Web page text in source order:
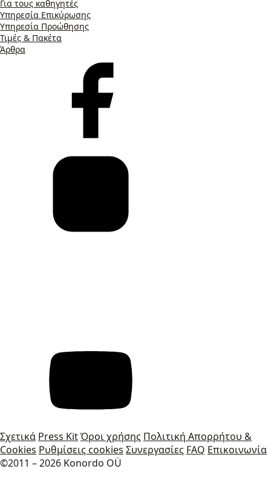
Για τους καθηγητές
Υπηρεσία Επικύρωσης
Υπηρεσία Προώθησης
Τιμές & Πακέτα
Άρθρα
Σχετικά Press KitΌροι χρήσης Πολιτική Απορρήτου &
Cookies Ρυθμίσεις cookies Συνεργασίες FAQ Επικοινωνία
©2011 – 2026 Konordo OÜ